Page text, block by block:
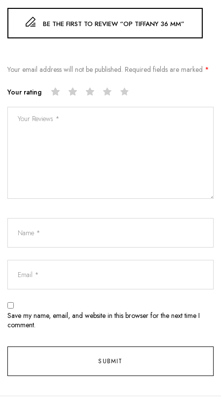
BE THE FIRST TO REVIEW “OP TIFFANY 36 MM”
Your email address will not be published. Required fields are marked *
Your rating
Save my name, email, and website in this browser for the next time I
comment.